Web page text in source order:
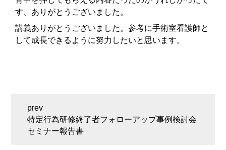
す、ありがとうございました。
講義ありがとうございました。参考に手術室看護師と
して成長できるように努力したいと思います。
特定行為研修終了者フォローアップ事例検討会
セミナー報告書